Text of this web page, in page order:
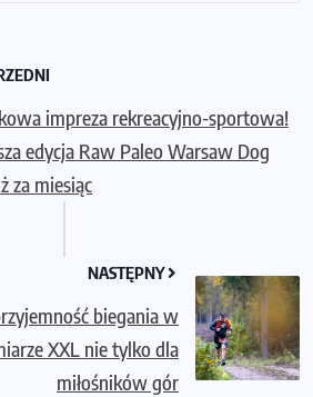
impreza rekreacyjno-sportowa!
edycja Raw Paleo Warsaw Dog
za miesiąc
NASTĘPNY
biegania w
XXL nie tylko dla
miłośników gór